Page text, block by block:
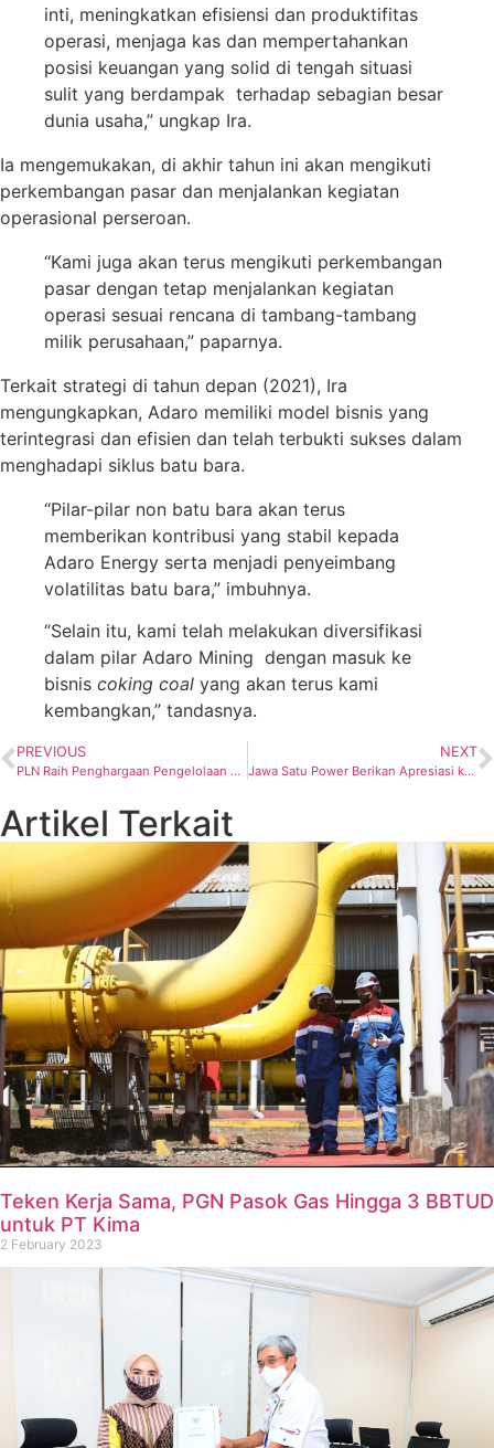
inti, meningkatkan efisiensi dan produktifitas
operasi, menjaga kas dan mempertahankan
posisi keuangan yang solid di tengah situasi
sulit yang berdampak terhadap sebagian besar
dunia usaha,” ungkap Ira.
Ia mengemukakan, di akhir tahun ini akan mengikuti
perkembangan pasar dan menjalankan kegiatan
operasional perseroan.
“Kami juga akan terus mengikuti perkembangan
pasar dengan tetap menjalankan kegiatan
operasi sesuai rencana di tambang-tambang
milik perusahaan,” paparnya.
Terkait strategi di tahun depan (2021), Ira
mengungkapkan, Adaro memiliki model bisnis yang
terintegrasi dan efisien dan telah terbukti sukses dalam
menghadapi siklus batu bara.
“Pilar-pilar non batu bara akan terus
memberikan kontribusi yang stabil kepada
Adaro Energy serta menjadi penyeimbang
volatilitas batu bara,” imbuhnya.
“Selain itu, kami telah melakukan diversifikasi
dalam pilar Adaro Mining dengan masuk ke
bisnis coking coal yang akan terus kami
kembangkan,” tandasnya.
PREVIOUS
PLN Raih Penghargaan Pengelolaan LHKPN dari KPK
NEXT
Jawa Satu Power Berikan Apresiasi ke Pekerja SHI
Artikel Terkait
Teken Kerja Sama, PGN Pasok Gas Hingga 3 BBTUD
untuk PT Kima
2 February 2023